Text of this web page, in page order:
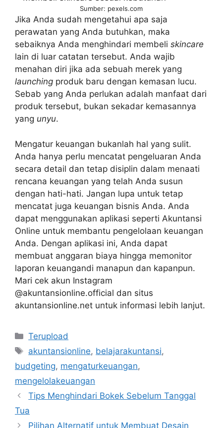
Sumber: pexels.com
Jika Anda sudah mengetahui apa saja
perawatan yang Anda butuhkan, maka
sebaiknya Anda menghindari membeli skincare
lain di luar catatan tersebut. Anda wajib
menahan diri jika ada sebuah merek yang
launching produk baru dengan kemasan lucu.
Sebab yang Anda perlukan adalah manfaat dari
produk tersebut, bukan sekadar kemasannya
yang unyu.
Mengatur keuangan bukanlah hal yang sulit.
Anda hanya perlu mencatat pengeluaran Anda
secara detail dan tetap disiplin dalam menaati
rencana keuangan yang telah Anda susun
dengan hati-hati. Jangan lupa untuk tetap
mencatat juga keuangan bisnis Anda. Anda
dapat menggunakan aplikasi seperti Akuntansi
Online untuk membantu pengelolaan keuangan
Anda. Dengan aplikasi ini, Anda dapat
membuat anggaran biaya hingga memonitor
laporan keuangandi manapun dan kapanpun.
Mari cek akun Instagram
@akuntansionline.official dan situs
akuntansionline.net untuk informasi lebih lanjut.
Kategori
Terupload
Tag
akuntansionline, belajarakuntansi,
budgeting, mengaturkeuangan,
mengelolakeuangan
Tips Menghindari Bokek Sebelum Tanggal
Tua
Pilihan Alternatif untuk Membuat Desain